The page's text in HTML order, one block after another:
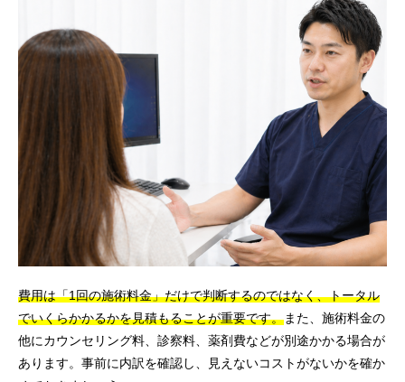
費用は「1回の施術料金」だけで判断するのではなく、トータル
でいくらかかるかを見積もることが重要です。また、施術料金の
他にカウンセリング料、診察料、薬剤費などが別途かかる場合が
あります。事前に内訳を確認し、見えないコストがないかを確か